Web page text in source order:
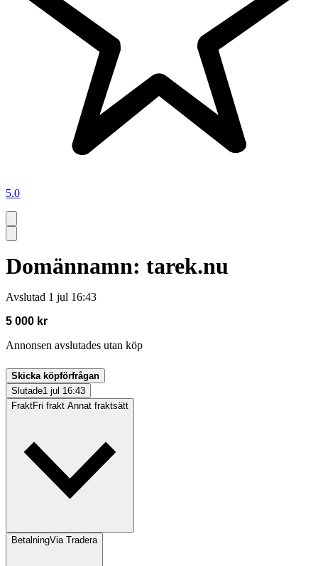
5.0
Domännamn: tarek.nu
Avslutad 1 jul 16:43
5 000 kr
Annonsen avslutades utan köp
Skicka köpförfrågan
Slutade1 jul 16:43
FraktFri frakt Annat fraktsätt
BetalningVia Tradera